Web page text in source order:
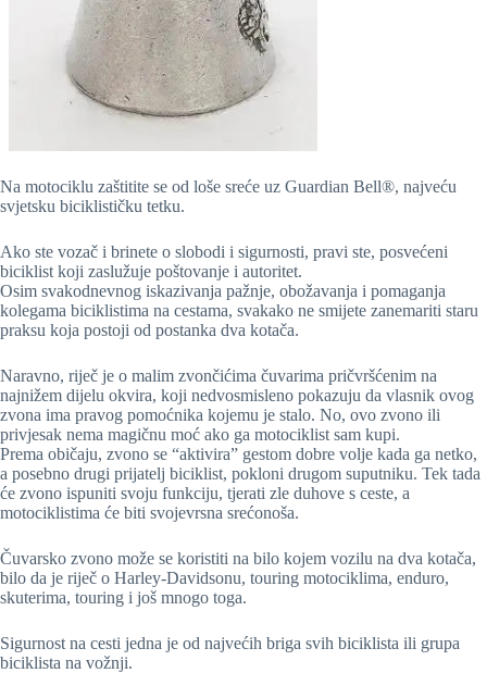
Na motociklu zaštitite se od loše sreće uz Guardian Bell®, najveću
svjetsku biciklističku tetku.
Ako ste vozač i brinete o slobodi i sigurnosti, pravi ste, posvećeni
biciklist koji zaslužuje poštovanje i autoritet.
Osim svakodnevnog iskazivanja pažnje, obožavanja i pomaganja
kolegama biciklistima na cestama, svakako ne smijete zanemariti staru
praksu koja postoji od postanka dva kotača.
Naravno, riječ je o malim zvončićima čuvarima pričvršćenim na
najnižem dijelu okvira, koji nedvosmisleno pokazuju da vlasnik ovog
zvona ima pravog pomoćnika kojemu je stalo. No, ovo zvono ili
privjesak nema magičnu moć ako ga motociklist sam kupi.
Prema običaju, zvono se “aktivira” gestom dobre volje kada ga netko,
a posebno drugi prijatelj biciklist, pokloni drugom suputniku. Tek tada
će zvono ispuniti svoju funkciju, tjerati zle duhove s ceste, a
motociklistima će biti svojevrsna srećonoša.
Čuvarsko zvono može se koristiti na bilo kojem vozilu na dva kotača,
bilo da je riječ o Harley-Davidsonu, touring motociklima, enduro,
skuterima, touring i još mnogo toga.
Sigurnost na cesti jedna je od najvećih briga svih biciklista ili grupa
biciklista na vožnji.